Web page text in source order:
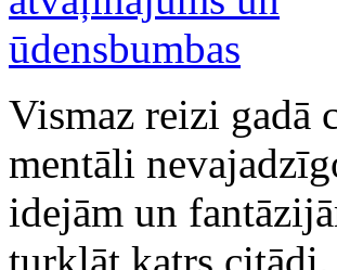
Vismaz reizi gadā
mentāli
idejām un